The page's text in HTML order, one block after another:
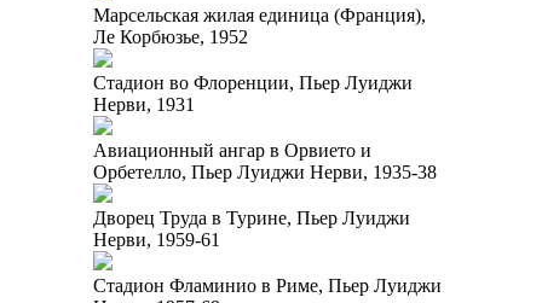
Марсельская жилая единица (Франция),
Ле Корбюзье, 1952
Стадион во Флоренции, Пьер Луиджи
Нерви, 1931
Авиационный ангар в Орвието и
Орбетелло, Пьер Луиджи Нерви, 1935-38
Дворец Труда в Турине, Пьер Луиджи
Нерви, 1959-61
Стадион Фламинио в Риме, Пьер Луиджи